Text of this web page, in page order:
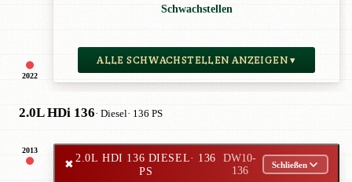
2022
Schwachstellen
ALLE SCHWACHSTELLEN ANZEIGEN ▾
2.0L HDi 136· Diesel· 136 PS
2013
✖
2.0L HDI 136 DIESEL· 136
PS
DW10-
136
Schließen